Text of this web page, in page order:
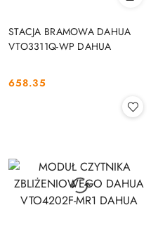
STACJA BRAMOWA DAHUA
VTO3311Q-WP DAHUA
Cena:
658.35